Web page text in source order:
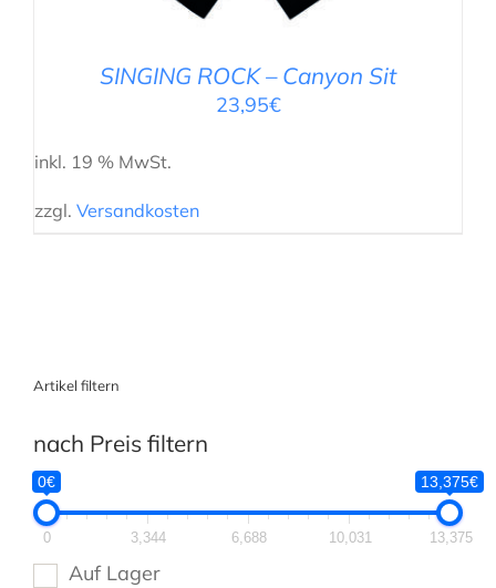
SINGING ROCK – Canyon Sit
23,95€
inkl. 19 % MwSt.
zzgl. Versandkosten
Artikel filtern
nach Preis filtern
0€ 13,375€
0 3,344 6,688 10,031 13,375
Auf Lager